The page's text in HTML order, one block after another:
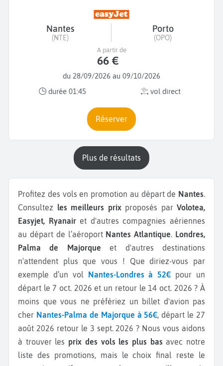
Nantes
(NTE)
Porto
(OPO)
du 28/09/2026 au 09/10/2026
durée 01:45
vol direct
A partir de
66 €
Réserver
plus de résultats
Profitez des vols en promotion au départ de Nantes.
Consultez les meilleurs prixproposés par Volotea,
Easyjet, Ryanair et d'autres compagnies aériennes
au départ de l’aéroport Nantes Atlantique. Londres,
Palma de Majorque et d'autres destinations
n'attendent plus que vous ! Que diriez-vous par
exemple d’un vol Nantes-Londres à 52€ pour un
départ le 7 oct. 2026 et un retour le 14 oct. 2026 ? À
moins que vous ne préfériez un billet d'avion pas
cher Nantes-Palma de Majorque à 56€, départ le 27
août 2026 retour le 3 sept. 2026 ? Nous vous aidons
à trouver les prix des vols les plus bas avec notre
liste des promotions, mais le choix final reste le